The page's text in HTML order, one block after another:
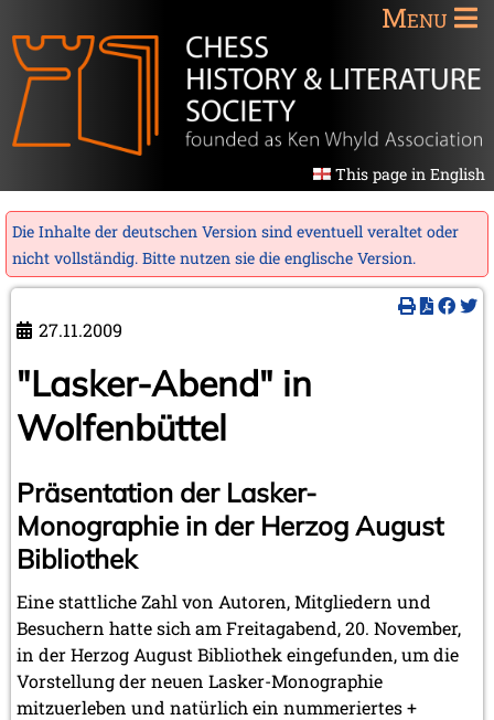
Menu
This page in English
Die Inhalte der deutschen Version sind eventuell veraltet oder
nicht vollständig. Bitte nutzen sie die englische Version.
27.11.2009
"Lasker-Abend" in
Wolfenbüttel
Präsentation der Lasker-
Monographie in der Herzog August
Bibliothek
Eine stattliche Zahl von Autoren, Mitgliedern und
Besuchern hatte sich am Freitagabend, 20. November,
in der Herzog August Bibliothek eingefunden, um die
Vorstellung der neuen Lasker-Monographie
mitzuerleben und natürlich ein nummeriertes +